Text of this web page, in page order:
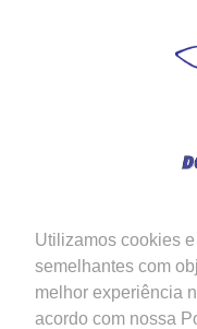
Utilizamos cookies
semelhantes com
melhor experiência
acordo com nossa
Siga-nos